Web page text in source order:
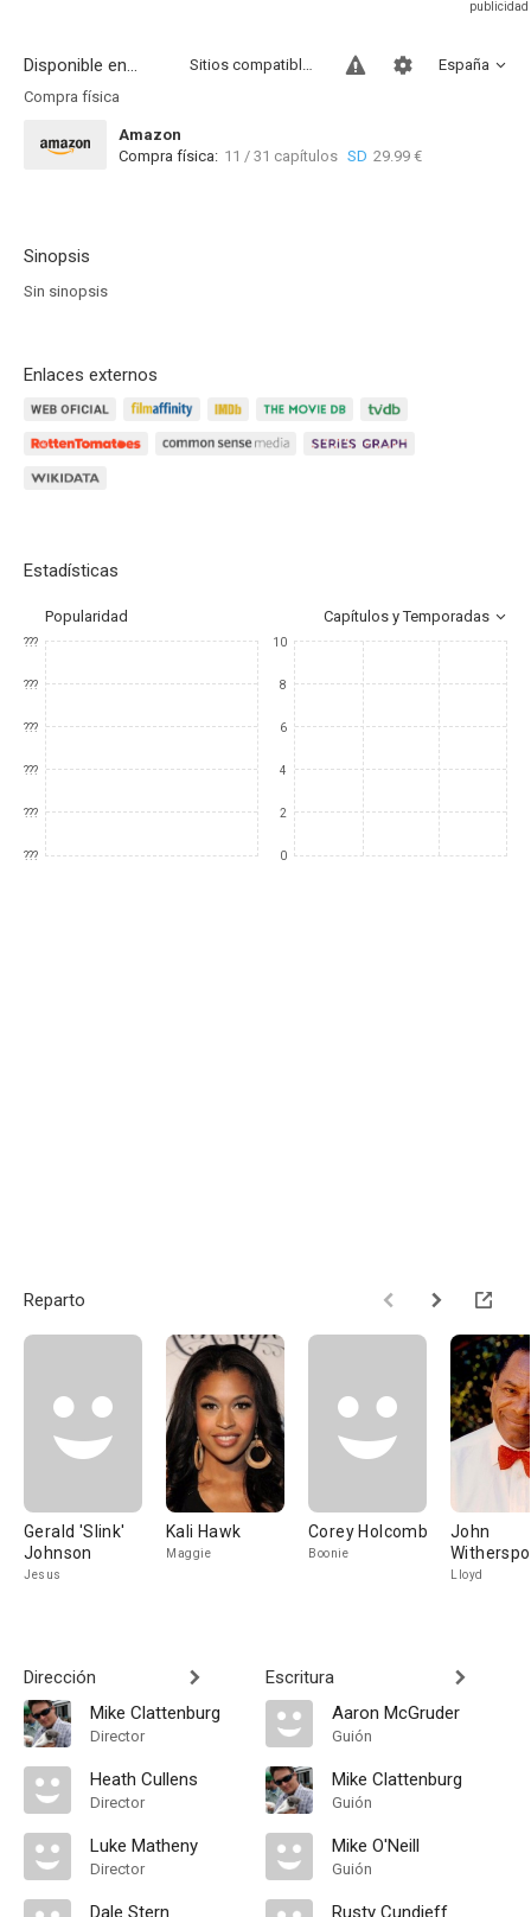
Disponible en... España
Sitios compatibles
Compra física
Amazon
Compra física: 11 / 31 capítulos SD 29.99 €
Sinopsis
Sin sinopsis
Enlaces externos
Estadísticas
Popularidad Capítulos y Temporadas
???
???
???
???
???
???
10
8
6
4
2
0
Reparto
Gerald 'Slink'
Johnson
Jesus
Kali Hawk
Maggie
Corey Holcomb
Boonie
John
Lloyd
Dirección
Mike Clattenburg
Director
Heath Cullens
Director
Luke Matheny
Director
Dale Stern
Escritura
Aaron McGruder
Guión
Mike Clattenburg
Guión
Mike O'Neill
Guión
Rusty Cundieff